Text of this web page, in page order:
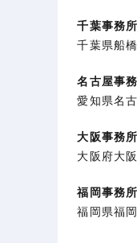
千葉事務所
千葉県船
名古屋事
愛知県名
大阪事務所
大阪府大
福岡事務所
福岡県福